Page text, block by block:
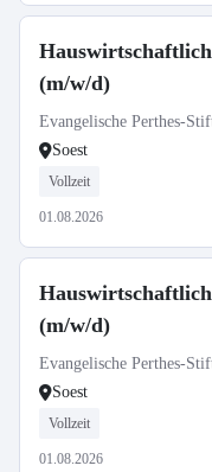
(m/w/d)
Evangelische Perthes-
Soest
Vollzeit
01.08.2026
(m/w/d)
Evangelische Perthes-
Soest
Vollzeit
01.08.2026